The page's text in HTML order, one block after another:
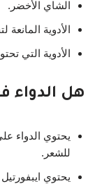
الشاي الأخضر.
الأدوية المانعة
الأدوية التي
هل الدواء
يحتوي الدواء
للشعر.
يحتوي